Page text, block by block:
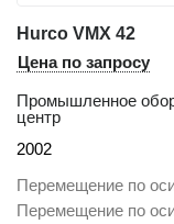
Hurco VMX 42
Цена по запросу
Промышленное
центр
2002
Перемещение по
Перемещение по